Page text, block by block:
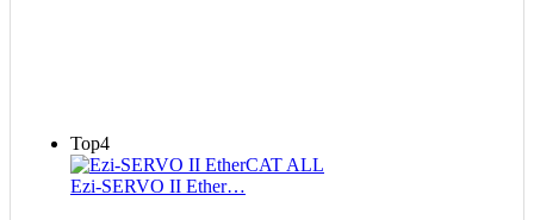
Top4
Ezi-SERVO II Ether…